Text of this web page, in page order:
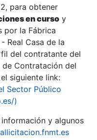
para obtener
en curso y
por la Fábrica
Real Casa de la
del contratante del
de Contratación del
siguiente link:
Sector Público
)
y algunos